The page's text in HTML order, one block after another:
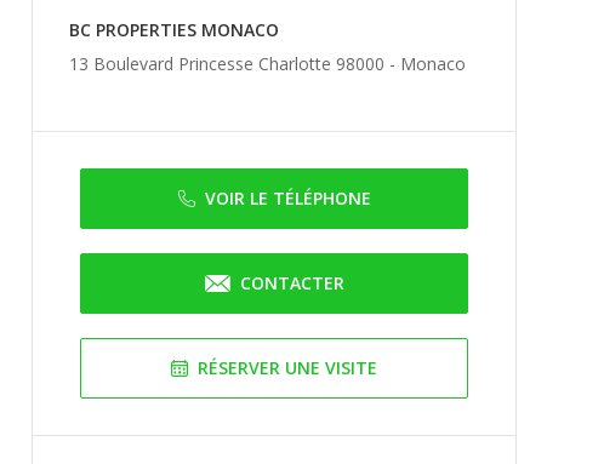
BC PROPERTIES MONACO
13 Boulevard Princesse Charlotte 98000 - Monaco
VOIR LE TÉLÉPHONE
CONTACTER
RÉSERVER UNE VISITE